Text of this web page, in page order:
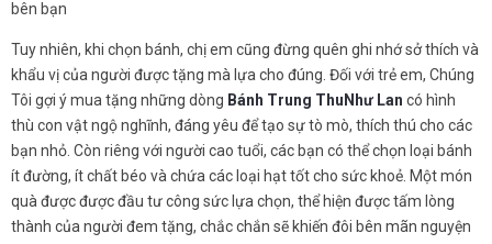
bên bạn
Tuy nhiên, khi chọn bánh, chị em cũng đừng quên ghi nhớ sở thích và
khẩu vị của người được tặng mà lựa cho đúng. Đối với trẻ em, Chúng
Tôi gợi ý mua tặng những dòng Bánh Trung Thu Như Lan có hình
thù con vật ngộ nghĩnh, đáng yêu để tạo sự tò mò, thích thú cho các
bạn nhỏ. Còn riêng với người cao tuổi, các bạn có thể chọn loại bánh
ít đường, ít chất béo và chứa các loại hạt tốt cho sức khoẻ. Một món
quà được được đầu tư công sức lựa chọn, thể hiện được tấm lòng
thành của người đem tặng, chắc chắn sẽ khiến đôi bên mãn nguyện